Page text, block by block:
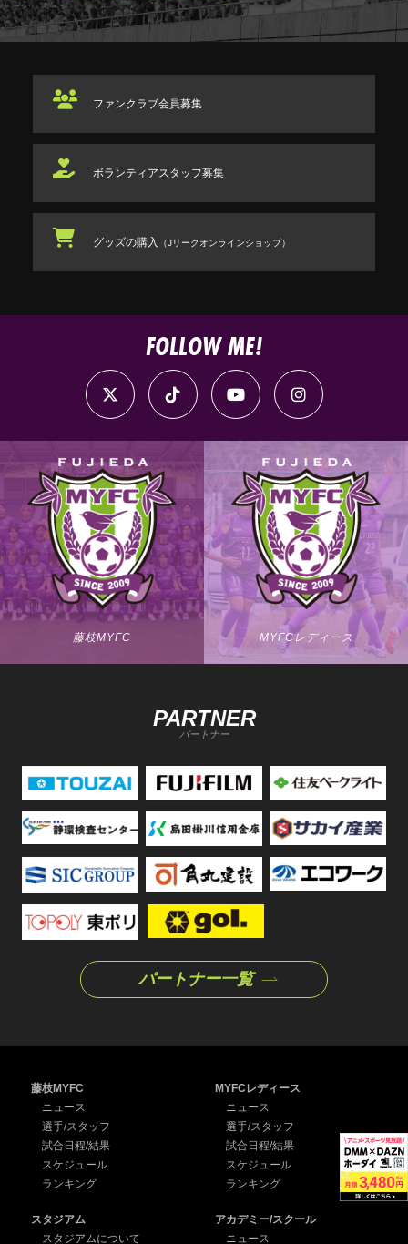
ファンクラブ会員募集
ボランティアスタッフ募集
グッズの購入 （Jリーグオンラインショップ）
FOLLOW ME!
藤枝MYFC MYFCレディース
PARTNER
パートナー
パートナー一覧
藤枝MYFC
ニュース
選手/スタッフ
試合日程/結果
スケジュール
ランキング
MYFCレディース
ニュース
選手/スタッフ
試合日程/結果
スケジュール
ランキング
スタジアム
スタジアムについて
アカデミー/スクール
ニュース